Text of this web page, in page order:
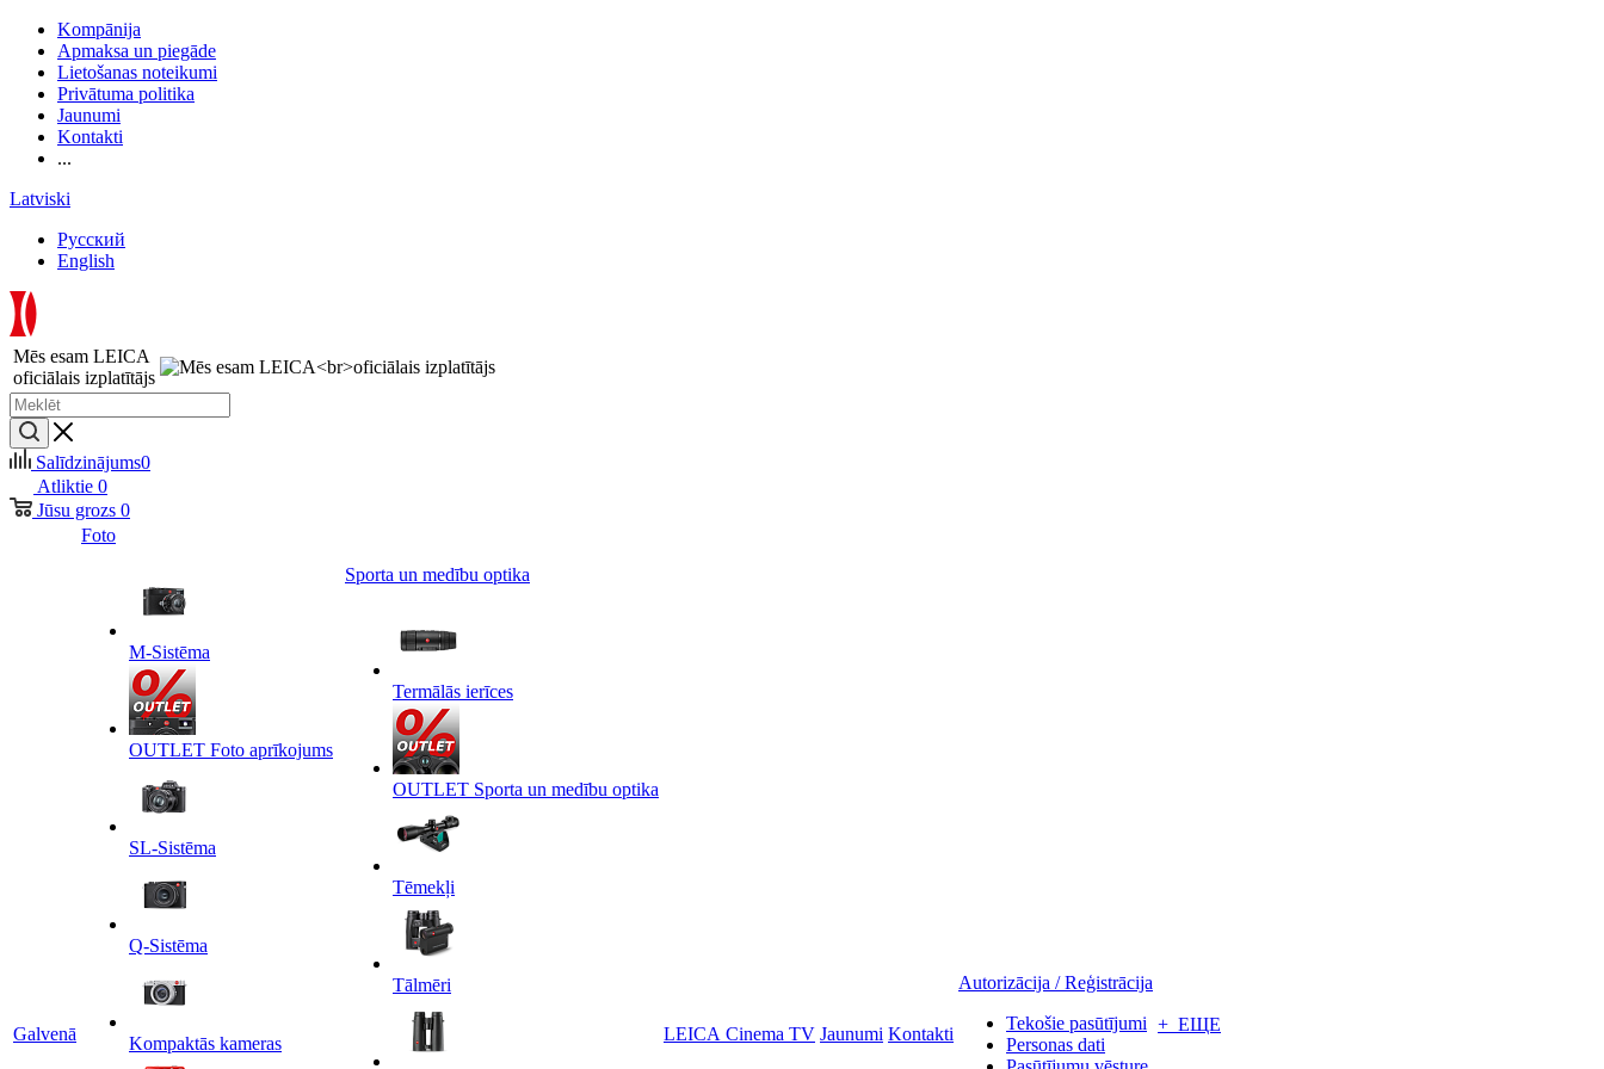
Kompānija
Apmaksa un piegāde
Lietošanas noteikumi
Privātuma politika
Jaunumi
Kontakti
...
Latviski
Русский
English
Mēs esam LEICA
oficiālais izplatītājs
Salīdzinājums0
Atliktie 0
Jūsu grozs 0
Galvenā
Foto
M-Sistēma
OUTLET Foto aprīkojums
SL-Sistēma
Q-Sistēma
Kompaktās kameras
Sporta un medību optika
Termālās ierīces
OUTLET Sporta un medību optika
Tēmekļi
Tālmēri
LEICA Cinema TV Jaunumi Kontakti
Autorizācija / Reģistrācija
Tekošie pasūtījumi
Personas dati
+ ЕЩЕ